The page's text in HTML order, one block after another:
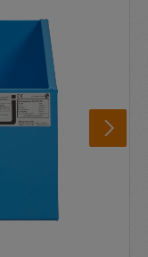
prvkem
dílů IBS.
naprosto
dodávky je
Další informace
odpadů IBS